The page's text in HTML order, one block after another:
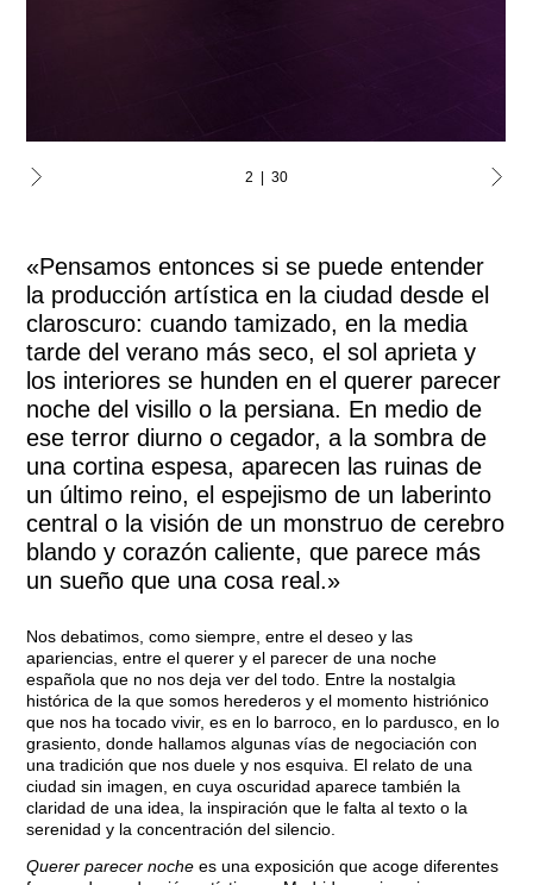
2 | 30
«Pensamos entonces si se puede entender
la producción artística en la ciudad desde el
claroscuro: cuando tamizado, en la media
tarde del verano más seco, el sol aprieta y
los interiores se hunden en el querer parecer
noche del visillo o la persiana. En medio de
ese terror diurno o cegador, a la sombra de
una cortina espesa, aparecen las ruinas de
un último reino, el espejismo de un laberinto
central o la visión de un monstruo de cerebro
blando y corazón caliente, que parece más
un sueño que una cosa real.»
Nos debatimos, como siempre, entre el deseo y las
apariencias, entre el querer y el parecer de una noche
española que no nos deja ver del todo. Entre la nostalgia
histórica de la que somos herederos y el momento histriónico
que nos ha tocado vivir, es en lo barroco, en lo pardusco, en lo
grasiento, donde hallamos algunas vías de negociación con
una tradición que nos duele y nos esquiva. El relato de una
ciudad sin imagen, en cuya oscuridad aparece también la
claridad de una idea, la inspiración que le falta al texto o la
serenidad y la concentración del silencio.
Querer parecer noche es una exposición que acoge diferentes